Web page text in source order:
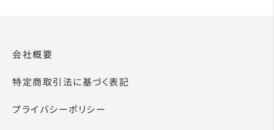
会社概要
特定商取引法に基づく表記
プライバシーポリシー